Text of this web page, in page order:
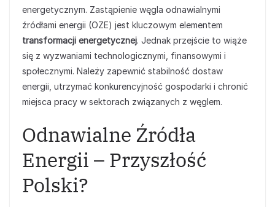
energetycznym. Zastąpienie węgla odnawialnymi
źródłami energii (OZE) jest kluczowym elementem
transformacji energetycznej. Jednak przejście to wiąże
się z wyzwaniami technologicznymi, finansowymi i
społecznymi. Należy zapewnić stabilność dostaw
energii, utrzymać konkurencyjność gospodarki i chronić
miejsca pracy w sektorach związanych z węglem.
Odnawialne Źródła
Energii – Przyszłość
Polski?